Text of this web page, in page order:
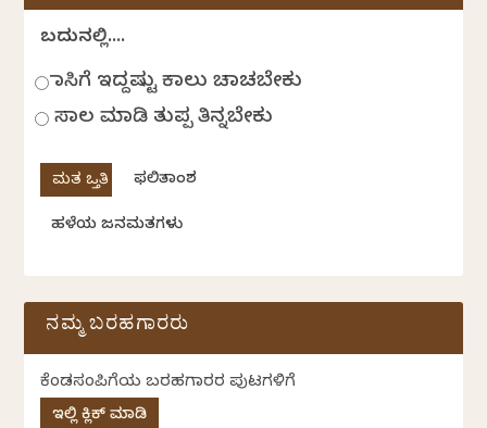
ಬದುಕಿನಲ್ಲಿ....
ಹಾಸಿಗೆ ಇದ್ದಷ್ಟು ಕಾಲು ಚಾಚಬೇಕು
ಸಾಲ ಮಾಡಿ ತುಪ್ಪ ತಿನ್ನಬೇಕು
ಫಲಿತಾಂಶ
ಹಳೆಯ ಜನಮತಗಳು
ನಮ್ಮ ಬರಹಗಾರರು
ಕೆಂಡಸಂಪಿಗೆಯ ಬರಹಗಾರರ ಪುಟಗಳಿಗೆ
ಇಲ್ಲಿ ಕ್ಲಿಕ್ ಮಾಡಿ